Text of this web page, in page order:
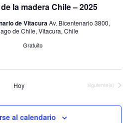
la madera Chile – 2025
de VitacuraAv. Bicentenario 3800,
de Chile, Vitacura, Chile
Gratuito
Hoy Eventos
siguiente(s)
al calendario